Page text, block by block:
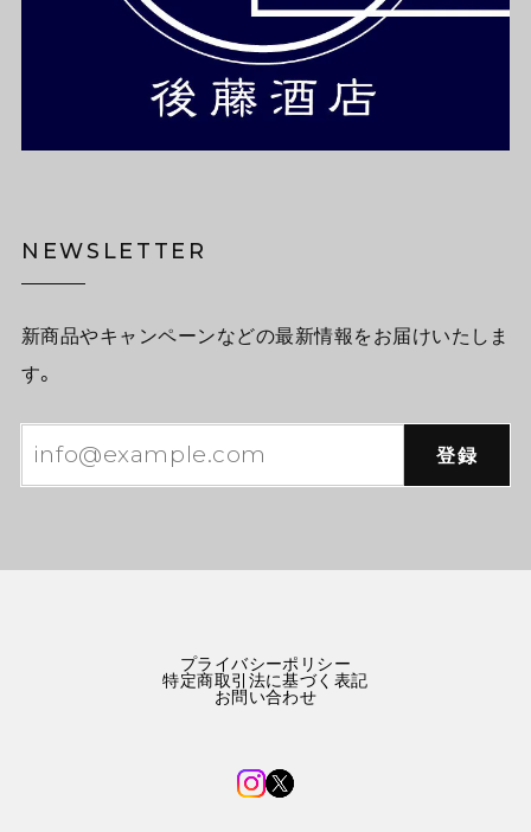
NEWSLETTER
新商品やキャンペーンなどの最新情報をお届けいたしま
す。
登録
プライバシーポリシー
特定商取引法に基づく表記
お問い合わせ